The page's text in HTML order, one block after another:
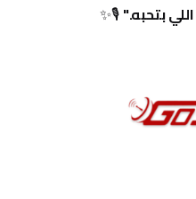
بتحبه." 🎙️✨